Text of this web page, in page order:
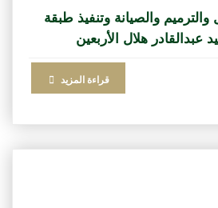
والصيانة وتنفيذ طبقة
عبدالقادر هلال الأربعين
قراءة المزيد